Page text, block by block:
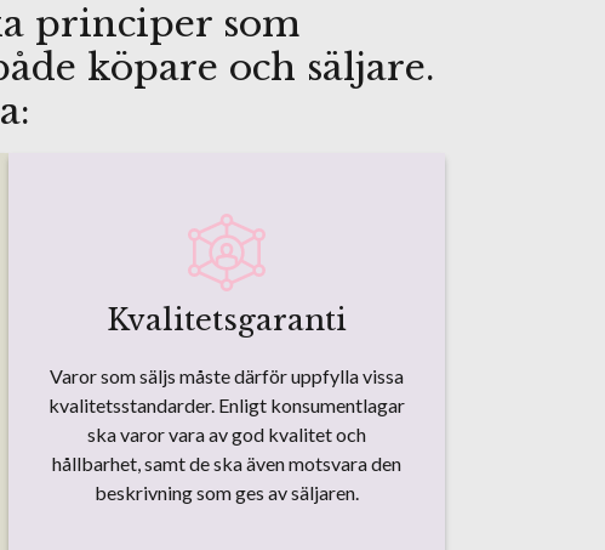
principer som
köpare och säljare.
Kvalitetsgaranti
Varor som säljs måste därför uppfylla vissa
kvalitetsstandarder. Enligt konsumentlagar
ska varor vara av god kvalitet och
hållbarhet, samt de ska även motsvara den
beskrivning som ges av säljaren.